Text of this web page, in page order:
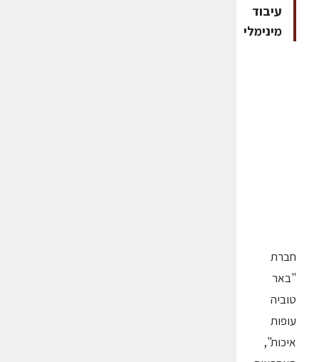
עיבוד
מינימלי
חברת
"באר
טוביה
עופות
איכות",